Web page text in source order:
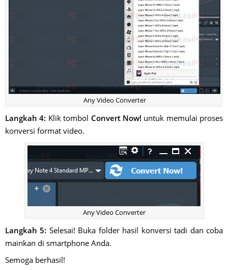
Any Video Converter
Langkah 4: Klik tombol Convert Now! untuk memulai proses
konversi format video.
Any Video Converter
Langkah 5: Selesai! Buka folder hasil konversi tadi dan coba
mainkan di smartphone Anda.
Semoga berhasil!